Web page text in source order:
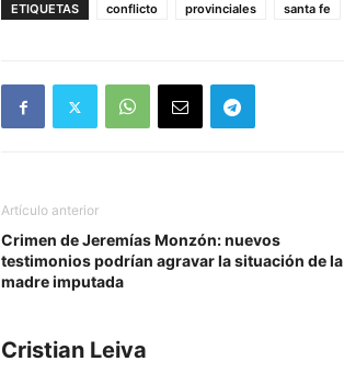
ETIQUETAS conflicto provinciales santa fe
Artículo anterior
Crimen de Jeremías Monzón: nuevos
testimonios podrían agravar la situación de la
madre imputada
Cristian Leiva